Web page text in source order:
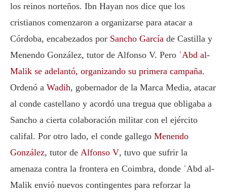
los reinos norteños. Ibn Hayan nos dice que los
cristianos comenzaron a organizarse para atacar a
Córdoba, encabezados por Sancho García de Castilla y
Menendo González, tutor de Alfonso V. Pero ʿAbd al-
Malik se adelantó, organizando su primera campaña.
Ordenó a Wadih, gobernador de la Marca Media, atacar
al conde castellano y acordó una tregua que obligaba a
Sancho a cierta colaboración militar con el ejército
califal. Por otro lado, el conde gallego Menendo
González, tutor de Alfonso V, tuvo que sufrir la
amenaza contra la frontera en Coimbra, donde ʿAbd al-
Malik envió nuevos contingentes para reforzar la